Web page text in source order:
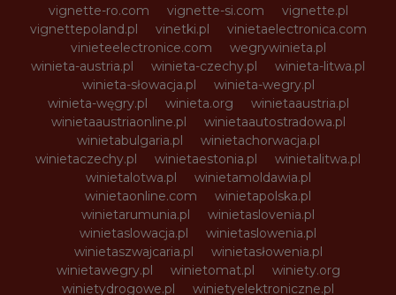
vignette-ro.com
vignette-si.com
vignette.pl
vignettepoland.pl
vinetki.pl
vinietaelectronica.com
vinieteelectronice.com
wegrywinieta.pl
winieta-austria.pl
winieta-czechy.pl
winieta-litwa.pl
winieta-słowacja.pl
winieta-wegry.pl
winieta-węgry.pl
winieta.org
winietaaustria.pl
winietaaustriaonline.pl
winietaautostradowa.pl
winietabulgaria.pl
winietachorwacja.pl
winietaczechy.pl
winietaestonia.pl
winietalitwa.pl
winietalotwa.pl
winietamoldawia.pl
winietaonline.com
winietapolska.pl
winietarumunia.pl
winietaslovenia.pl
winietaslowacja.pl
winietaslowenia.pl
winietaszwajcaria.pl
winietasłowenia.pl
winietawegry.pl
winietomat.pl
winiety.org
winietydrogowe.pl
winietyelektroniczne.pl